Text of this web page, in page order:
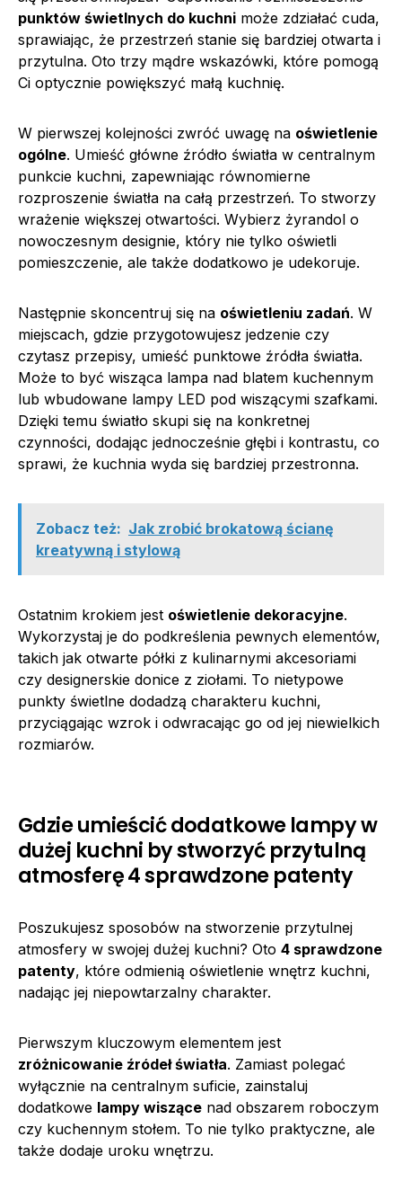
punktów świetlnych do kuchni może zdziałać cuda,
sprawiając, że przestrzeń stanie się bardziej otwarta i
przytulna. Oto trzy mądre wskazówki, które pomogą
Ci optycznie powiększyć małą kuchnię.
W pierwszej kolejności zwróć uwagę na oświetlenie
ogólne. Umieść główne źródło światła w centralnym
punkcie kuchni, zapewniając równomierne
rozproszenie światła na całą przestrzeń. To stworzy
wrażenie większej otwartości. Wybierz żyrandol o
nowoczesnym designie, który nie tylko oświetli
pomieszczenie, ale także dodatkowo je udekoruje.
Następnie skoncentruj się na oświetleniu zadań. W
miejscach, gdzie przygotowujesz jedzenie czy
czytasz przepisy, umieść punktowe źródła światła.
Może to być wisząca lampa nad blatem kuchennym
lub wbudowane lampy LED pod wiszącymi szafkami.
Dzięki temu światło skupi się na konkretnej
czynności, dodając jednocześnie głębi i kontrastu, co
sprawi, że kuchnia wyda się bardziej przestronna.
Zobacz też: Jak zrobić brokatową ścianę
kreatywną i stylową
Ostatnim krokiem jest oświetlenie dekoracyjne.
Wykorzystaj je do podkreślenia pewnych elementów,
takich jak otwarte półki z kulinarnymi akcesoriami
czy designerskie donice z ziołami. To nietypowe
punkty świetlne dodadzą charakteru kuchni,
przyciągając wzrok i odwracając go od jej niewielkich
rozmiarów.
Gdzie umieścić dodatkowe lampy w
dużej kuchni by stworzyć przytulną
atmosferę 4 sprawdzone patenty
Poszukujesz sposobów na stworzenie przytulnej
atmosfery w swojej dużej kuchni? Oto 4 sprawdzone
patenty, które odmienią oświetlenie wnętrz kuchni,
nadając jej niepowtarzalny charakter.
Pierwszym kluczowym elementem jest
zróżnicowanie źródeł światła. Zamiast polegać
wyłącznie na centralnym suficie, zainstaluj
dodatkowe lampy wiszące nad obszarem roboczym
czy kuchennym stołem. To nie tylko praktyczne, ale
także dodaje uroku wnętrzu.